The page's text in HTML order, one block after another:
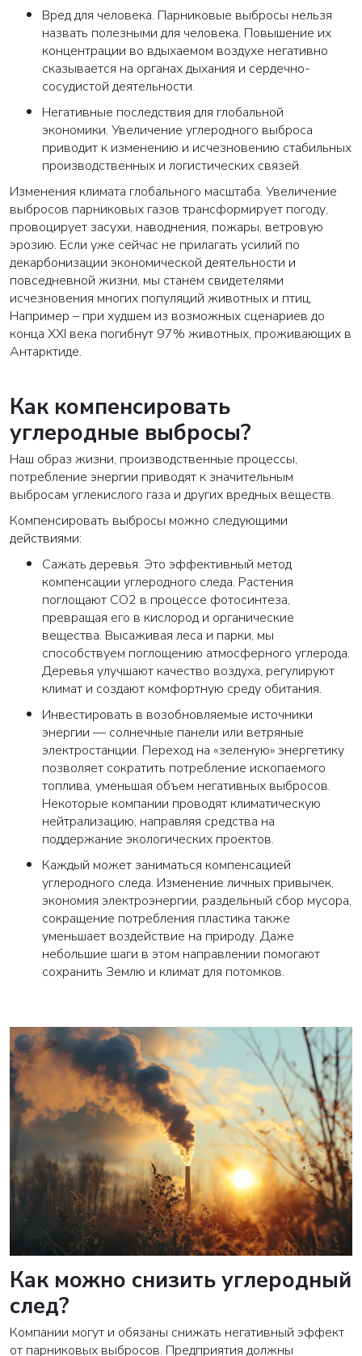
Вред для человека. Парниковые выбросы нельзя
назвать полезными для человека. Повышение их
концентрации во вдыхаемом воздухе негативно
сказывается на органах дыхания и сердечно-
сосудистой деятельности.
Негативные последствия для глобальной
экономики. Увеличение углеродного выброса
приводит к изменению и исчезновению стабильных
производственных и логистических связей.
Изменения климата глобального масштаба. Увеличение
выбросов парниковых газов трансформирует погоду,
провоцирует засухи, наводнения, пожары, ветровую
эрозию. Если уже сейчас не прилагать усилий по
декарбонизации экономической деятельности и
повседневной жизни, мы станем свидетелями
исчезновения многих популяций животных и птиц.
Например – при худшем из возможных сценариев до
конца XXI века погибнут 97% животных, проживающих в
Антарктиде.
Как компенсировать
углеродные выбросы?
Наш образ жизни, производственные процессы,
потребление энергии приводят к значительным
выбросам углекислого газа и других вредных веществ.
Компенсировать выбросы можно следующими
действиями:
Сажать деревья. Это эффективный метод
компенсации углеродного следа. Растения
поглощают CO2 в процессе фотосинтеза,
превращая его в кислород и органические
вещества. Высаживая леса и парки, мы
способствуем поглощению атмосферного углерода.
Деревья улучшают качество воздуха, регулируют
климат и создают комфортную среду обитания.
Инвестировать в возобновляемые источники
энергии — солнечные панели или ветряные
электростанции. Переход на «зеленую» энергетику
позволяет сократить потребление ископаемого
топлива, уменьшая объем негативных выбросов.
Некоторые компании проводят климатическую
нейтрализацию, направляя средства на
поддержание экологических проектов.
Каждый может заниматься компенсацией
углеродного следа. Изменение личных привычек,
экономия электроэнергии, раздельный сбор мусора,
сокращение потребления пластика также
уменьшает воздействие на природу. Даже
небольшие шаги в этом направлении помогают
сохранить Землю и климат для потомков.
Как можно снизить углеродный
след?
Компании могут и обязаны снижать негативный эффект
от парниковых выбросов. Предприятия должны